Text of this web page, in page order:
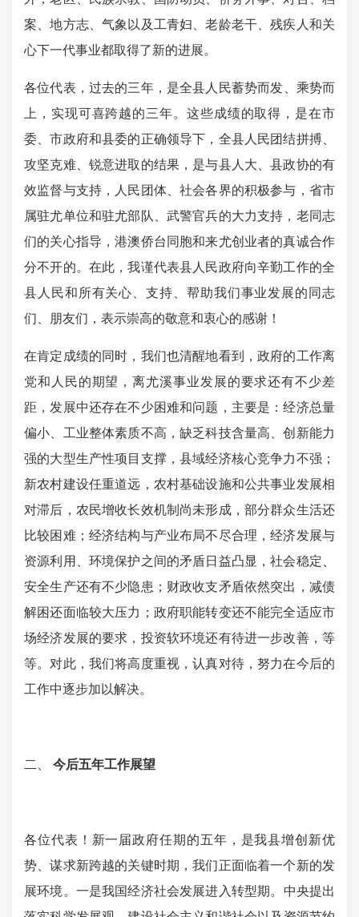
案、地方志、气象以及工青妇、老龄老干、残疾人和关
心下一代事业都取得了新的进展。
各位代表，过去的三年， 是全县人民蓄势而发、乘势而
上，实现可喜跨越的三年。 这些成绩的取得，是在市
委、市政府和县委的正确领导下，全县人民团结拼搏、
攻坚克难、锐意进取的结果，是与县人大、县政协的有
效监督与支持，人民团体、社会各界的积极参与，省市
属驻尤单位和驻尤部队、武警官兵的大力支持，老同志
们的关心指导，港澳侨台同胞和来尤创业者的真诚合作
分不开的。在此，我谨代表县人民政府向辛勤工作的全
县人民和所有关心、支持、帮助我们事业发展的同志
们、朋友们，表示崇高的敬意和衷心的感谢！
在肯定成绩的同时，我们也清醒地看到，政府的工作离
党和人民的期望，离尤溪事业发展的要求还有不少差
距，发展中还存在不少困难和问题，主要是：经济总量
偏小、工业整体素质不高，缺乏科技含量高、创新能力
强的大型生产性项目支撑，县域经济核心竞争力不强；
新农村建设任重道远，农村基础设施和公共事业发展相
对滞后，农民增收长效机制尚未形成，部分群众生活还
比较困难；经济结构与产业布局不尽合理，经济发展与
资源利用、环境保护之间的矛盾日益凸显，社会稳定、
安全生产还有不少隐患；财政收支矛盾依然突出，减债
解困还面临较大压力；政府职能转变还不能完全适应市
场经济发展的要求，投资软环境还有待进一步改善，等
等。对此，我们将高度重视，认真对待，努力在今后的
工作中逐步加以解决。
二、 今后五年工作展望
各位代表！新一届政府任期的五年，是我县增创新优
势、谋求新跨越的关键时期 ，我们正面临着一个新的发
展环境。一是我国经济社会发展进入转型期 。 中央提出